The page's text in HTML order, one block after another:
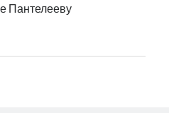
Пантелееву